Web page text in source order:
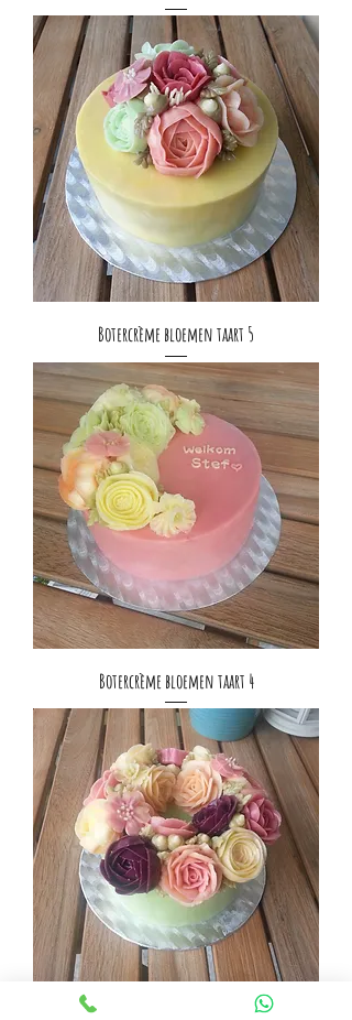
Botercrème bloemen taart 5
Botercrème bloemen taart 4